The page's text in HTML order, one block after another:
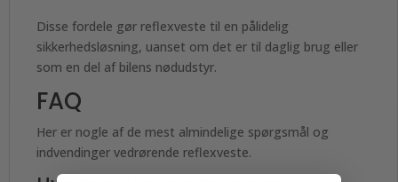
Disse fordele gør reflexveste til en pålidelig
sikkerhedsløsning, uanset om det er til daglig brug eller
som en del af bilens nødudstyr.
FAQ
Her er nogle af de mest almindelige spørgsmål og
indvendinger vedrørende reflexveste.